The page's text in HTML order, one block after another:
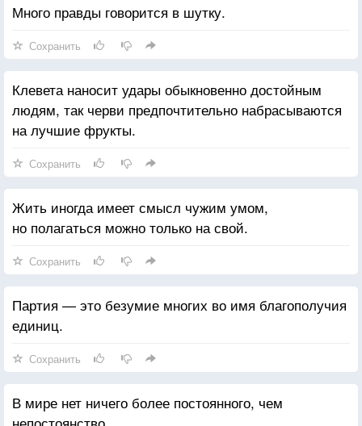
Много правды говорится в шутку.
Сохранить
Клевета наносит удары обыкновенно достойным
людям, так черви предпочтительно набрасываются
на лучшие фрукты.
Сохранить
Жить иногда имеет смысл чужим умом,
но полагаться можно только на свой.
Сохранить
Партия — это безумие многих во имя благополучия
единиц.
Сохранить
В мире нет ничего более постоянного, чем